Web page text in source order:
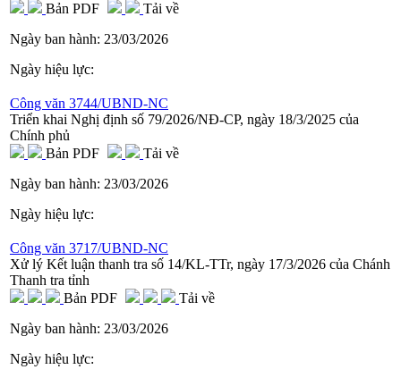
Bản PDF
Tải về
Ngày ban hành: 23/03/2026
Ngày hiệu lực:
Công văn 3744/UBND-NC
Triển khai Nghị định số 79/2026/NĐ-CP, ngày 18/3/2025 của
Chính phủ
Bản PDF
Tải về
Ngày ban hành: 23/03/2026
Ngày hiệu lực:
Công văn 3717/UBND-NC
Xử lý Kết luận thanh tra số 14/KL-TTr, ngày 17/3/2026 của Chánh
Thanh tra tỉnh
Bản PDF
Tải về
Ngày ban hành: 23/03/2026
Ngày hiệu lực: